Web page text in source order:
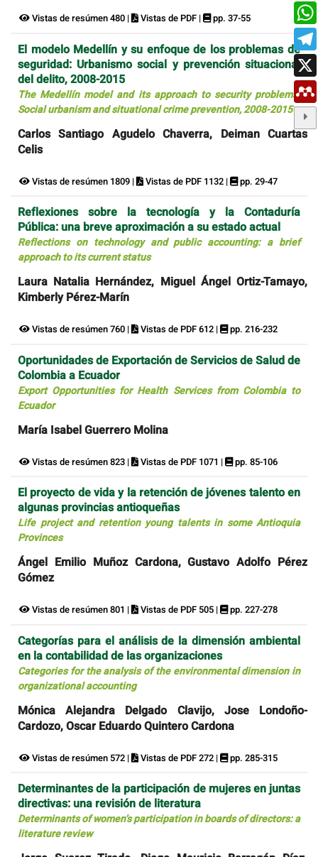
Vistas de resúmen 480 | Vistas de PDF | pp. 37-55
El modelo Medellín y su enfoque de los problemas de
seguridad: Urbanismo social y prevención situacional
del delito, 2008-2015
The Medellín model and its approach to security problems:
Social urbanism and situational crime prevention, 2008-2015
Carlos Santiago Agudelo Chaverra, Deiman Cuartas
Celis
Vistas de resúmen 1809 | Vistas de PDF 1132 | pp. 29-47
Reflexiones sobre la tecnología y la Contaduría
Pública: una breve aproximación a su estado actual
Reflections on technology and public accounting: a brief
approach to its current status
Laura Natalia Hernández, Miguel Ángel Ortiz-Tamayo,
Kimberly Pérez-Marín
Vistas de resúmen 760 | Vistas de PDF 612 | pp. 216-232
Oportunidades de Exportación de Servicios de Salud de
Colombia a Ecuador
Export Opportunities for Health Services from Colombia to
Ecuador
María Isabel Guerrero Molina
Vistas de resúmen 823 | Vistas de PDF 1071 | pp. 85-106
El proyecto de vida y la retención de jóvenes talento en
algunas provincias antioqueñas
Life project and retention young talents in some Antioquia
Provinces
Ángel Emilio Muñoz Cardona, Gustavo Adolfo Pérez
Gómez
Vistas de resúmen 801 | Vistas de PDF 505 | pp. 227-278
Categorías para el análisis de la dimensión ambiental
en la contabilidad de las organizaciones
Categories for the analysis of the environmental dimension in
organizational accounting
Mónica Alejandra Delgado Clavijo, Jose Londoño-
Cardozo, Oscar Eduardo Quintero Cardona
Vistas de resúmen 572 | Vistas de PDF 272 | pp. 285-315
Determinantes de la participación de mujeres en juntas
directivas: una revisión de literatura
Determinants of women’s participation in boards of directors: a
literature review